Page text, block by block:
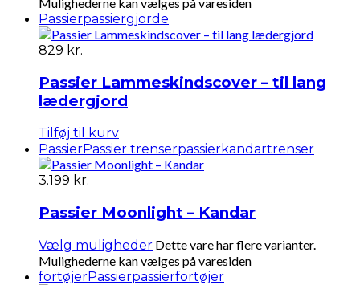
Passierpassiergjorde
829 kr.
Passier Lammeskindscover – til lang
lædergjord
Tilføj til kurv
PassierPassier trenserpassierkandartrenser
3.199 kr.
Passier Moonlight – Kandar
Vælg muligheder Dette vare har flere varianter.
Mulighederne kan vælges på varesiden
fortøjerPassierpassierfortøjer